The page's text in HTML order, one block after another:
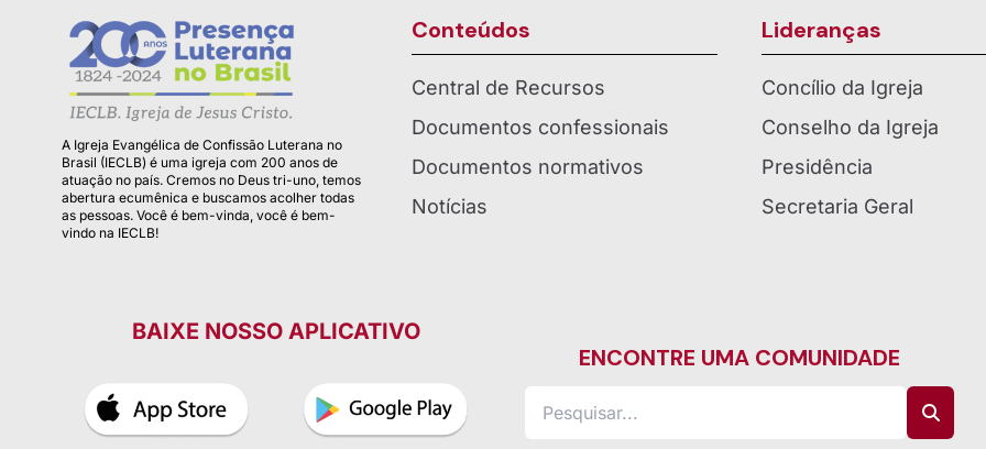
A Igreja Evangélica de Confissão Luterana no
Brasil (IECLB) é uma igreja com 200 anos de
atuação no país. Cremos no Deus tri-uno, temos
abertura ecumênica e buscamos acolher todas
as pessoas. Você é bem-vinda, você é bem-
vindo na IECLB!
Conteúdos
Central de Recursos
Documentos confessionais
Documentos normativos
Notícias
Lideranças
Concílio da Igreja
Conselho da Igreja
Presidência
Secretaria Geral
BAIXE NOSSO APLICATIVO
ENCONTRE UMA COMUNIDADE